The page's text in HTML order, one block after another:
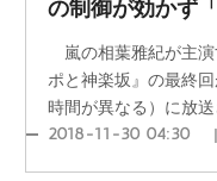
の制御が効かず
嵐の相葉雅紀が主演
ポと神楽坂』の最終
時間が異なる）に放
2018-11-30 04:30